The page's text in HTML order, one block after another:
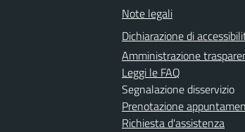
Note legali
Dichiarazione di
Amministrazione
Leggi le FAQ
Segnalazione disservizio
Prenotazione
Richiesta d'assistenza